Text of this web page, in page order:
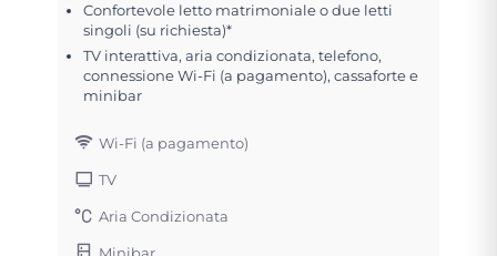
Confortevole letto matrimoniale o due letti
singoli (su richiesta)*
TV interattiva, aria condizionata, telefono,
connessione Wi-Fi (a pagamento), cassaforte e
minibar
Wi-Fi (a pagamento)
TV
Aria Condizionata